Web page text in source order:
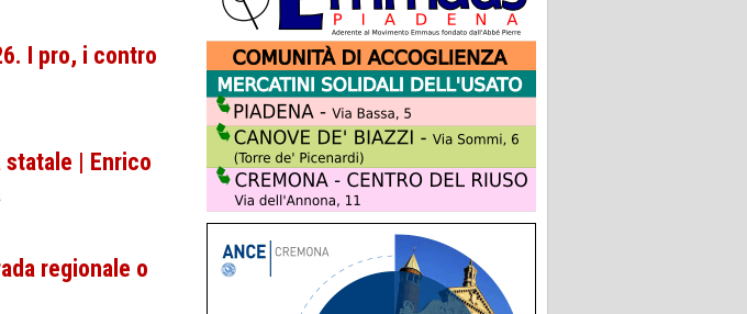
I pro, i contro
statale | Enrico
regionale o